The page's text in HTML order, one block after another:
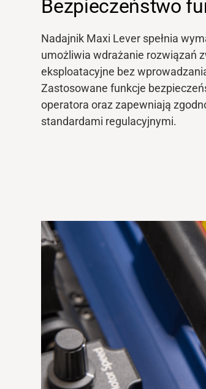
Bank mediów
Bezpieczeństwo
Nadajnik Maxi Lever spełnia
umożliwia wdrażanie rozwiązań
eksploatacyjne bez
Zastosowane funkcje
operatora oraz zapewniają
standardami regulacyjnymi.